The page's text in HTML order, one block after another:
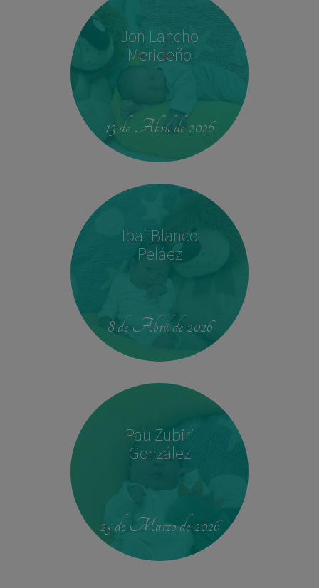
Jon Lancho
Merideño
13 de Abril de 2026
Ibai Blanco
Peláez
8 de Abril de 2026
Pau Zubiri
González
25 de Marzo de 2026